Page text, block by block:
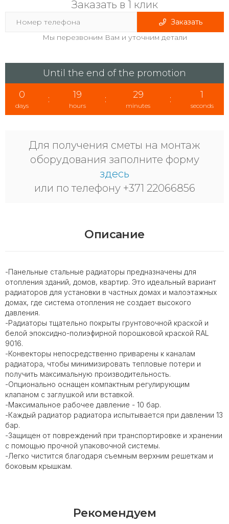
Заказать в 1 клик
Заказать
Мы перезвоним Вам и уточним детали
Until the end of the promotion
0
days
: 19
hours
: 29
minutes
: 0
seconds
Для получения сметы на монтаж
оборудования заполните форму
здесь
или по телефону +371 22066856
Описание
-Панельные стальные радиаторы предназначены для
отопления зданий, домов, квартир. Это идеальный вариант
радиаторов для установки в частных домах и малоэтажных
домах, где система отопления не создает высокого
давления.
-Радиаторы тщательно покрыты грунтовочной краской и
белой эпоксидно-полиэфирной порошковой краской RAL
9016.
-Конвекторы непосредственно приварены к каналам
радиатора, чтобы минимизировать тепловые потери и
получить максимальную производительность.
-Опционально оснащен компактным регулирующим
клапаном с заглушкой или вставкой.
-Максимальное рабочее давление - 10 бар.
-Каждый радиатор радиатора испытывается при давлении 13
бар.
-Защищен от повреждений при транспортировке и хранении
с помощью прочной упаковочной системы.
-Легко чистится благодаря съемным верхним решеткам и
боковым крышкам.
Рекомендуем